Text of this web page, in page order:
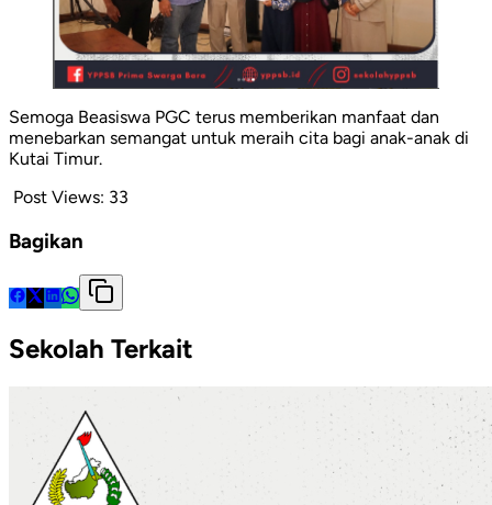
Semoga Beasiswa PGC terus memberikan manfaat dan
menebarkan semangat untuk meraih cita bagi anak-anak di
Kutai Timur.
Post Views: 33
Bagikan
Sekolah Terkait